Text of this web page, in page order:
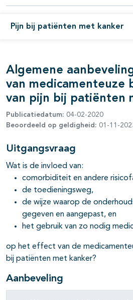
Pijn bij patiënten met kanker
open- en dichtklappen
open- en dichtklappen
Algemene
van medicamenteuze
van pijn bij patiënten
Publicatiedatum: 04-02-2020
Beoordeeld op geldigheid: 01-11-
Uitgangsvraag
Wat is de invloed van:
comorbiditeit en andere
de toedieningsweg,
de wijze waarop de
gegeven en aangepast, en
het gebruik van zo nodig
op het effect van de
bij patiënten met kanker?
Aanbeveling